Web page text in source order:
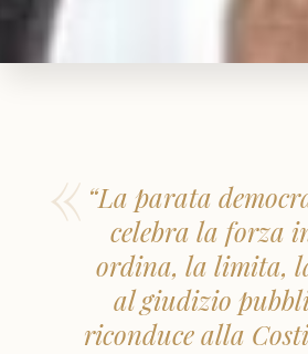
“La parata
celebra la forza
ordina, la limita,
al giudizio
riconduce alla